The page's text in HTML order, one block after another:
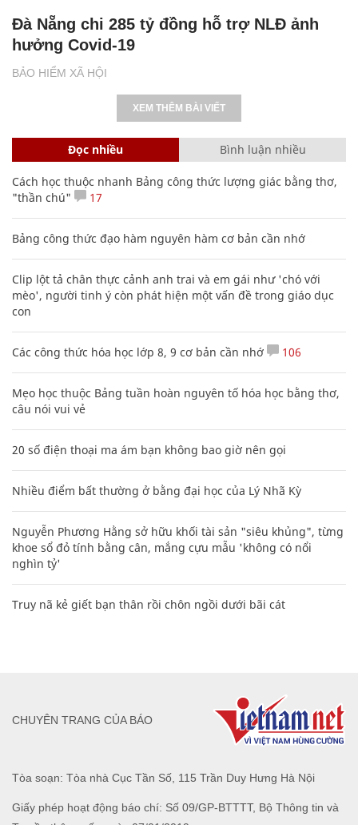
BẢO HIỂM XÃ HỘI
Đà Nẵng chi 285 tỷ đồng hỗ trợ NLĐ ảnh
hưởng Covid-19
XEM THÊM BÀI VIẾT
Đọc nhiều Bình luận nhiều
Cách học thuộc nhanh Bảng công thức lượng giác bằng thơ,
"thần chú"
17
Bảng công thức đạo hàm nguyên hàm cơ bản cần nhớ
Clip lột tả chân thực cảnh anh trai và em gái như 'chó với
mèo', người tinh ý còn phát hiện một vấn đề trong giáo dục
con
Các công thức hóa học lớp 8, 9 cơ bản cần nhớ 106
Mẹo học thuộc Bảng tuần hoàn nguyên tố hóa học bằng thơ,
câu nói vui vẻ
20 số điện thoại ma ám bạn không bao giờ nên gọi
Nhiều điểm bất thường ở bằng đại học của Lý Nhã Kỳ
Nguyễn Phương Hằng sở hữu khối tài sản "siêu khủng", từng
khoe sổ đỏ tính bằng cân, mắng cựu mẫu 'không có nổi
nghìn tỷ'
Truy nã kẻ giết bạn thân rồi chôn ngồi dưới bãi cát
Tòa soạn: Tòa nhà Cục Tần Số, 115 Trần Duy Hưng Hà Nội
Giấy phép hoạt động báo chí: Số 09/GP-BTTTT, Bộ Thông tin và
CHUYÊN TRANG CỦA BÁO